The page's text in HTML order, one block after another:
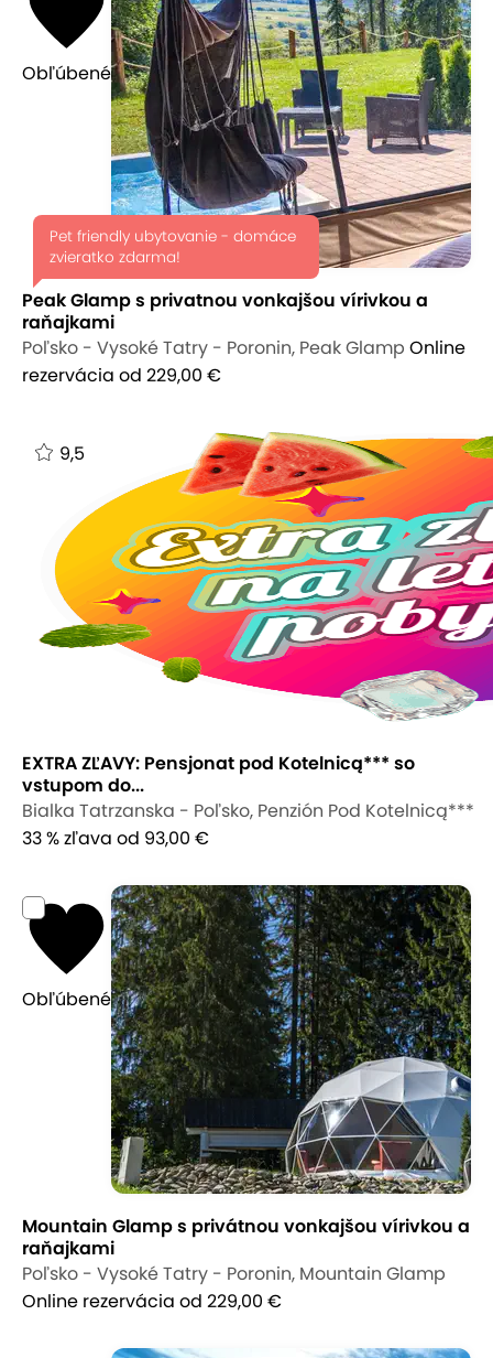
Obľúbené
Pet friendly ubytovanie - domáce
zvieratko zdarma!
Peak Glamp s privatnou vonkajšou vírivkou a
raňajkami
Poľsko - Vysoké Tatry - Poronin, Peak Glamp Online
rezervácia od 229,00 €
9,5
EXTRA ZĽAVY: Pensjonat pod Kotelnicą*** so
vstupom do...
Bialka Tatrzanska - Poľsko, Penzión Pod Kotelnicą***
33 % zľava od 93,00 €
Obľúbené
Mountain Glamp s privátnou vonkajšou vírivkou a
raňajkami
Poľsko - Vysoké Tatry - Poronin, Mountain Glamp
Online rezervácia od 229,00 €